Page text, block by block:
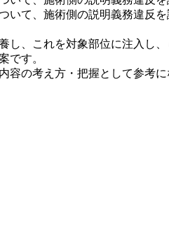
いて、施術側の説明義務違反
、これを対象部位に注入し
です。
の考え方・把握として参考に